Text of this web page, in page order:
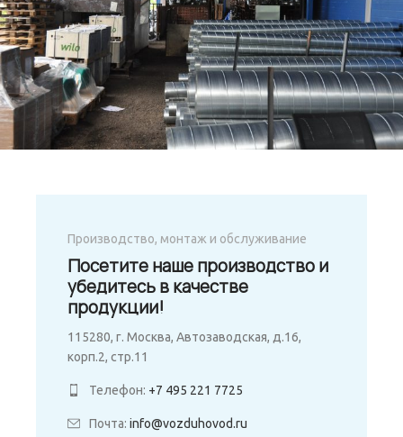
Производство, монтаж и обслуживание
Посетите наше производство и
убедитесь в качестве
продукции!
115280, г. Москва, Автозаводская, д.16,
корп.2, стр.11
Телефон: +7 495 221 7725
Почта: info@vozduhovod.ru